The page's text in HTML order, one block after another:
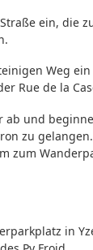
ein, die
Weg
Rue de la
ab und
zu
zum
in